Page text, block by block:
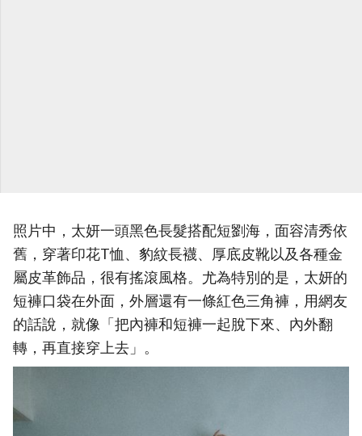
照片中，太妍一頭黑色長髮搭配短劉海，面容清秀依
舊，穿著印花T恤、豹紋長襪、厚底皮靴以及各種金
屬皮革飾品，很有搖滾風格。尤為特別的是，太妍的
短褲口袋在外面，外層還有一條紅色三角褲，用網友
的話說，就像「把內褲和短褲一起脫下來、內外翻
轉，再直接穿上去」。